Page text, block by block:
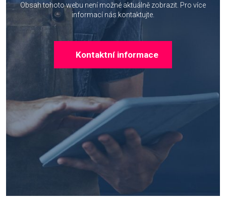
Obsah tohoto webu není možné aktuálně zobrazit. Pro více
informací nás kontaktujte.
Kontaktní informace